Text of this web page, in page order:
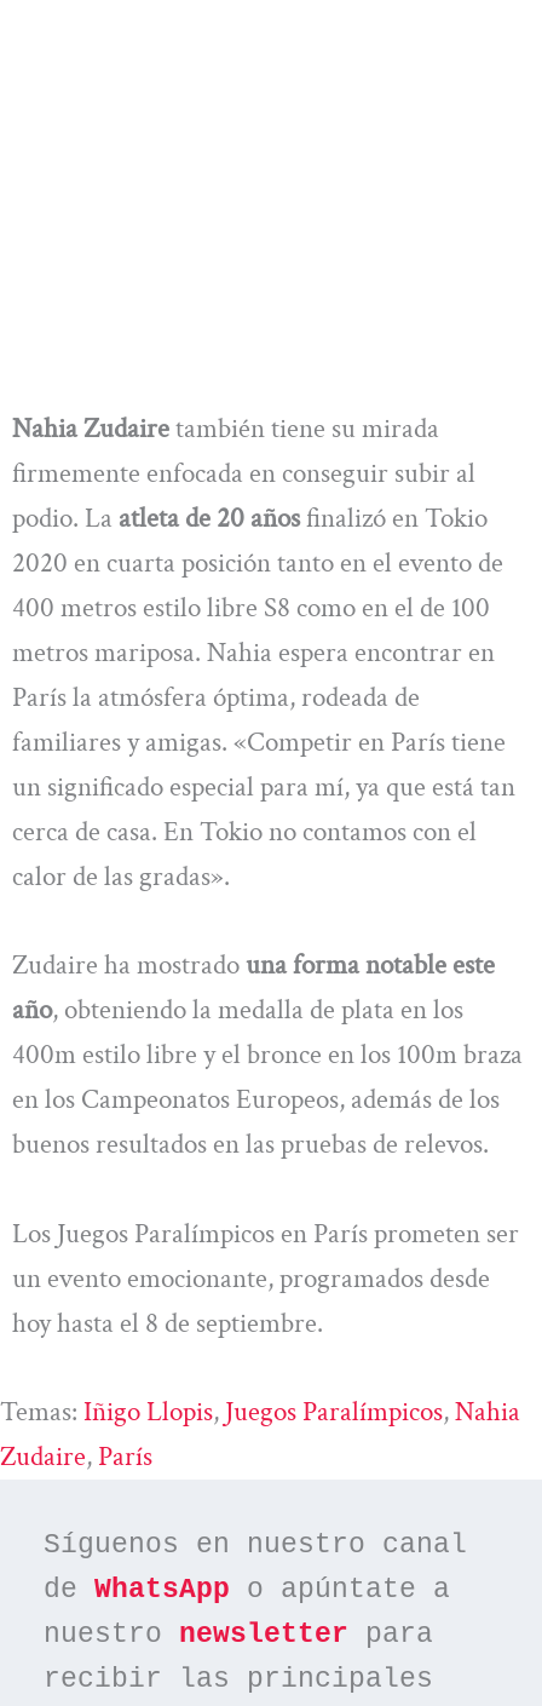
Nahia Zudairetambién tiene su mirada
firmemente enfocada en conseguir subir al
podio. La atleta de 20 añosfinalizó en Tokio
2020 en cuarta posición tanto en el evento de
400 metros estilo libre S8 como en el de 100
metros mariposa. Nahia espera encontrar en
París la atmósfera óptima, rodeada de
familiares y amigas. «Competir en París tiene
un significado especial para mí, ya que está tan
cerca de casa. En Tokio no contamos con el
calor de las gradas».
Zudaire ha mostradouna forma notable este
año, obteniendo la medalla de plata en los
400m estilo libre y el bronce en los 100m braza
en los Campeonatos Europeos, además de los
buenos resultados en las pruebas de relevos.
Los Juegos Paralímpicos en París prometen ser
un evento emocionante, programados desde
hoy hasta el 8 de septiembre.
Temas: Iñigo Llopis, Juegos Paralímpicos, Nahia
Zudaire, París
Síguenos en nuestro canal
de WhatsApp o apúntate a
nuestro newsletter para
recibir las principales